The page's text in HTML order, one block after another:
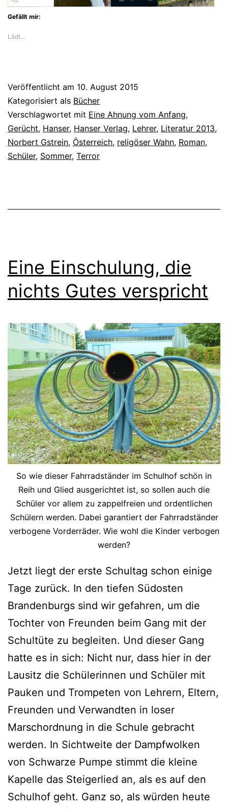
des
Gefällt mir:
Lädt…
Veröffentlicht am 10. August 2015
Kategorisiert als Bücher
Verschlagwortet mit Eine Ahnung vom Anfang,
Gerücht, Hanser, Hanser Verlag, Lehrer, Literatur 2013,
Norbert Gstrein, Österreich, religöser Wahn, Roman,
Schüler, Sommer, Terror
Eine Einschulung, die
nichts Gutes verspricht
So wie dieser Fahrradständer im Schulhof schön in
Reih und Glied ausgerichtet ist, so sollen auch die
Schüler vor allem zu zappelfreien und ordentlichen
Schülern werden. Dabei garantiert der Fahrradständer
verbogene Vorderräder. Wie wohl die Kinder verbogen
werden?
Jetzt liegt der erste Schultag schon einige
Tage zurück. In den tiefen Südosten
Brandenburgs sind wir gefahren, um die
Tochter von Freunden beim Gang mit der
Schultüte zu begleiten. Und dieser Gang
hatte es in sich: Nicht nur, dass hier in der
Lausitz die Schülerinnen und Schüler mit
Pauken und Trompeten von Lehrern, Eltern,
Freunden und Verwandten in loser
Marschordnung in die Schule gebracht
werden. In Sichtweite der Dampfwolken
von Schwarze Pumpe stimmt die kleine
Kapelle das Steigerlied an, als es auf den
Schulhof geht. Ganz so, als würden heute